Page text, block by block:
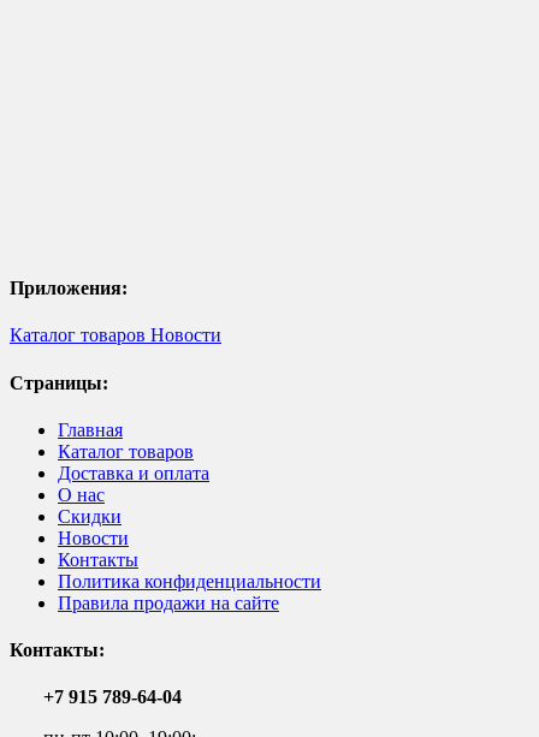
Приложения:
Каталог товаров Новости
Страницы:
Главная
Каталог товаров
Доставка и оплата
О нас
Скидки
Новости
Контакты
Политика конфиденциальности
Правила продажи на сайте
Контакты:
+7 915 789-64-04